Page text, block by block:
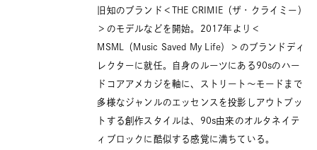
旧知のブランド＜THE CRIMIE（ザ・クライミー）
＞のモデルなどを開始。2017年より＜
MSML（Music Saved My Life）＞のブランドディ
レクターに就任。自身のルーツにある90sのハー
ドコアアメカジを軸に、ストリート〜モードまで
多様なジャンルのエッセンスを投影しアウトプッ
トする創作スタイルは、90s由来のオルタネイテ
ィブロックに酷似する感覚に満ちている。